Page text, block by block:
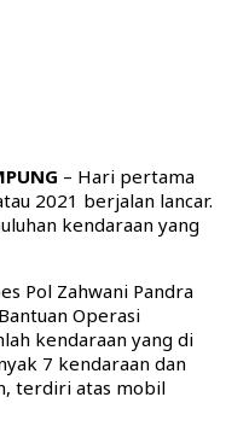
– Hari pertama
2021 berjalan lancar.
kendaraan yang
Pol Zahwani Pandra
Operasi
kendaraan yang di
7 kendaraan dan
terdiri atas mobil